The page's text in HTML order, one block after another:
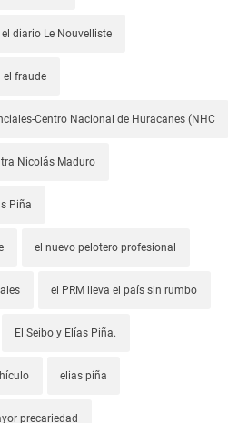
el diario Le Nouvelliste
el fraude
Centro Nacional de Huracanes (NHC
Nicolás Maduro
Piña
el nuevo pelotero profesional
el PRM lleva el país sin rumbo
El Seibo y Elías Piña.
elias piña
precariedad